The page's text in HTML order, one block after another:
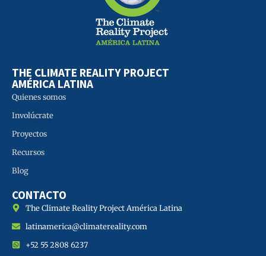
THE CLIMATE REALITY PROJECT
AMÉRICA LATINA
Quienes somos
Involúcrate
Proyectos
Recursos
Blog
CONTACTO
The Climate Reality Project América Latina
latinamerica@climatereality.com
+52 55 2808 6237